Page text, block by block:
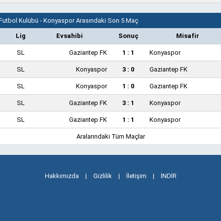
Kulübü - Konyaspor Arasındaki Son 5 Maç
Lig Evsahibi Sonuç Misafir
SL Gaziantep FK 1 : 1 Konyaspor
SL Konyaspor 3 : 0 Gaziantep FK
SL Konyaspor 1 : 0 Gaziantep FK
SL Gaziantep FK 3 : 1 Konyaspor
SL Gaziantep FK 1 : 1 Konyaspor
Aralarındaki Tüm Maçlar
Hakkımızda | Gizlilik | İletişim | İNDİR